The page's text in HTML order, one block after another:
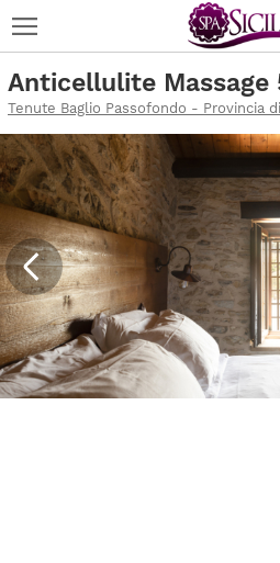
Anticellulite Massage
Tenute Baglio Passofondo - Provincia